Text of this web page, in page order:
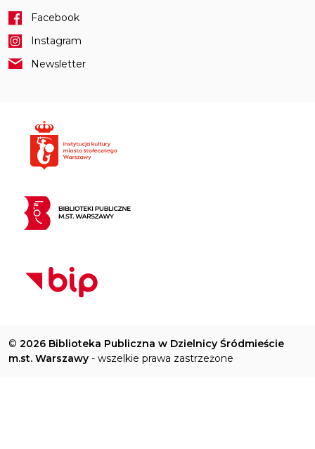
Facebook
Instagram
Newsletter
© 2026 Biblioteka Publiczna w Dzielnicy Śródmieście
m.st. Warszawy - wszelkie prawa zastrzeżone